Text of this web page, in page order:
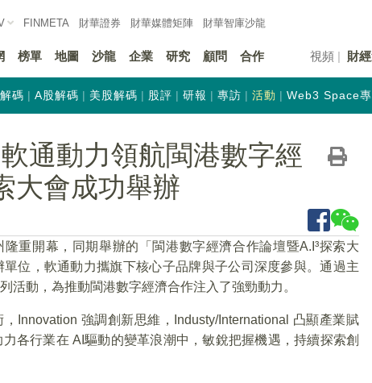
FINMETA 財華證券 財華媒體矩陣 財華智庫沙龍
榜單 地圖 沙龍 企業 研究 顧問 合作 視頻 財
碼 A股解碼 美股解碼 股評 研報 專訪 活動 Web3 Space
通動力領航閩港數字經
大會成功舉辦
重開幕，同期舉辦的「閩港數字經濟合作論壇暨A.I³探索大
位，軟通動力攜旗下核心子品牌與子公司深度參與。通過主
活動，為推動閩港數字經濟合作注入了強勁動力。
，Innovation 強調創新思維，Industy/International 凸顯產業賦
各行業在 AI驅動的變革浪潮中，敏銳把握機遇，持續探索創